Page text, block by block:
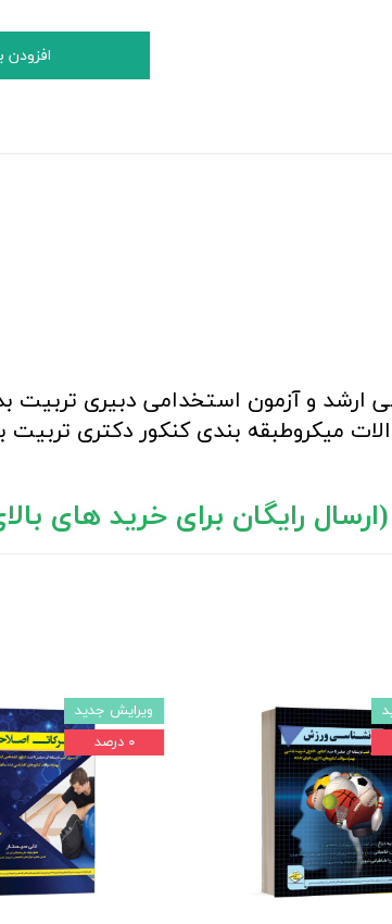
ارشد و آزمون استخدامی دبیری تربیت
میکروطبقه بندی کنکور دکتری
رایگان برای خرید های بالای 5 میلیون
ویرایش جدید
۰ درصد